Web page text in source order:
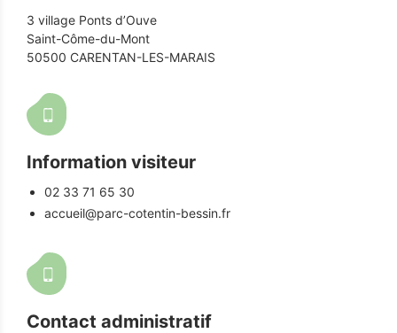
3 village Ponts d’Ouve
Saint-Côme-du-Mont
50500 CARENTAN-LES-MARAIS
Information visiteur
02 33 71 65 30
accueil@parc-cotentin-bessin.fr
Contact administratif